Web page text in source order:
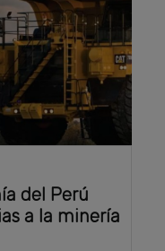
del Perú
a la minería